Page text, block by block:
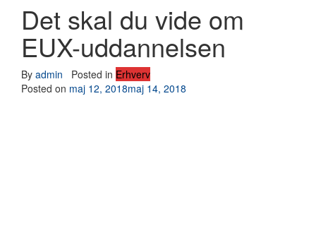
Det skal du vide om
EUX-uddannelsen
By admin Posted in Erhverv
Posted on maj 12, 2018maj 14, 2018